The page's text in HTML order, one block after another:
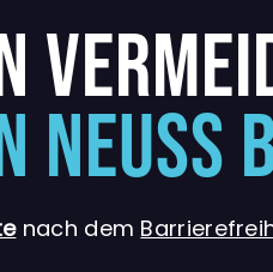
NEUSS
nach dem